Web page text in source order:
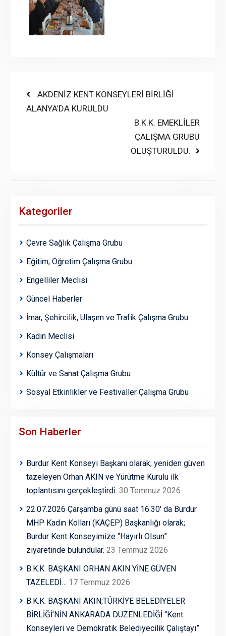
Yazı
gezinmesi
Previous
post:
AKDENİZ KENT KONSEYLERİ BİRLİĞİ
ALANYA’DA KURULDU
Next
post:
B.K.K. EMEKLİLER
ÇALIŞMA GRUBU
OLUŞTURULDU.
Kategoriler
Çevre Sağlık Çalışma Grubu
Eğitim, Öğretim Çalışma Grubu
Engelliler Meclisi
Güncel Haberler
İmar, Şehircilik, Ulaşım ve Trafik Çalışma Grubu
Kadın Meclisi
Konsey Çalışmaları
Kültür ve Sanat Çalışma Grubu
Sosyal Etkinlikler ve Festivaller Çalışma Grubu
Son Haberler
Burdur Kent Konseyi Başkanı olarak; yeniden güven
tazeleyen Orhan AKIN ve Yürütme Kurulu ilk
toplantısını gerçekleştirdi. 30 Temmuz 2026
22.07.2026 Çarşamba günü saat 16.30′ da Burdur
MHP Kadın Kolları (KAÇEP) Başkanlığı olarak;
Burdur Kent Konseyimize “Hayırlı Olsun”
ziyaretinde bulundular. 23 Temmuz 2026
B.K.K. BAŞKANI ORHAN AKIN YİNE GÜVEN
TAZELEDİ… 17 Temmuz 2026
B.K.K. BAŞKANI AKIN;TÜRKİYE BELEDİYELER
BİRLİĞİ’NİN ANKARADA DÜZENLEDİĞİ “Kent
Konseyleri ve Demokratik Belediyecilik Çalıştayı”